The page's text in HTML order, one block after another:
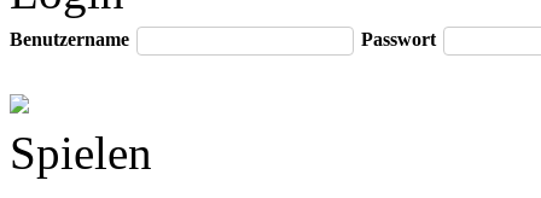
Benutzername Passwort
Spielen